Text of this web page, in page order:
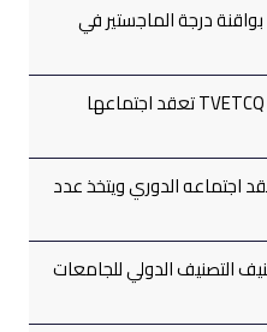
درجة الماجستير في
اللجنة التوجيهية لمشروع TVETCQ تعقد اجتماعها
الدوري ويتخذ عدد
التصنيف الدولي للجامعات